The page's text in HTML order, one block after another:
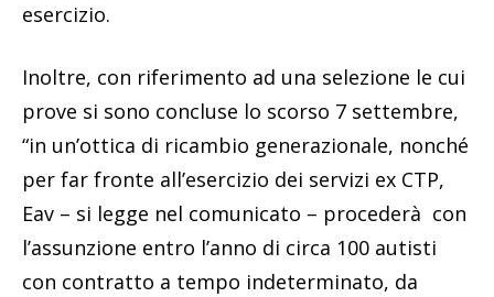
esercizio.
Inoltre, con riferimento ad una selezione le cui
prove si sono concluse lo scorso 7 settembre,
“in un’ottica di ricambio generazionale, nonché
per far fronte all’esercizio dei servizi ex CTP,
Eav – si legge nel comunicato – procederà con
l’assunzione entro l’anno di circa 100 autisti
con contratto a tempo indeterminato, da